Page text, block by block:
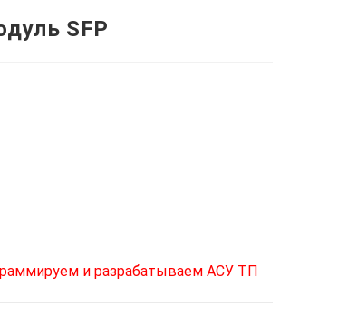
SFP
и разрабатываем АСУ ТП